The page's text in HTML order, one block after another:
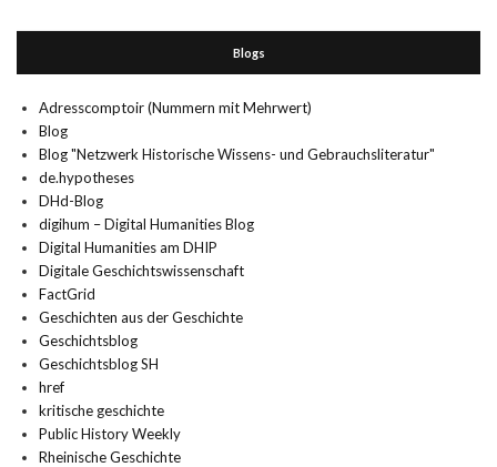
Blogs
Adresscomptoir (Nummern mit Mehrwert)
Blog
Blog "Netzwerk Historische Wissens- und Gebrauchsliteratur"
de.hypotheses
DHd-Blog
digihum – Digital Humanities Blog
Digital Humanities am DHIP
Digitale Geschichtswissenschaft
FactGrid
Geschichten aus der Geschichte
Geschichtsblog
Geschichtsblog SH
href
kritische geschichte
Public History Weekly
Rheinische Geschichte